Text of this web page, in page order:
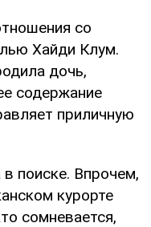
со
Хайди Клум.
дочь,
содержание
приличную
поиске. Впрочем,
курорте
сомневается,